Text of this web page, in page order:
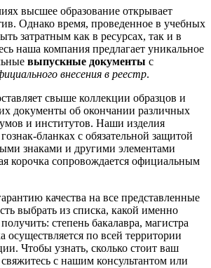
высшее образование открывает
Однако время, проведенное в учебных
затратным как в ресурсах, так и в
наша компания предлагает уникальное
выпускные документы с
внесения в реестр.
свыше коллекции образцов и
документы об окончании различных
и институтов. Наши изделия
бланках с обязательной защитой
знаками и другими элементами
корочка сопровождается официальным
качества на все представленные
выбрать из списка, какой именно
степень бакалавра, магистра
осуществляется по всей территории
Чтобы узнать, сколько стоит ваш
с нашим консультантом или